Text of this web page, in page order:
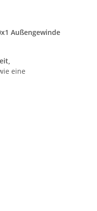
Außengewinde
eine